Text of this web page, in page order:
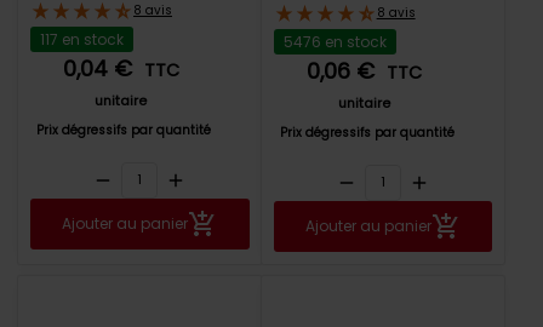
8 avis
117 en stock
0,04 € TTC
unitaire
Prix dégressifs par quantité
remove add
Ajouter au panier
8 avis
5476 en stock
0,06 € TTC
unitaire
Prix dégressifs par quantité
remove add
Ajouter au panier